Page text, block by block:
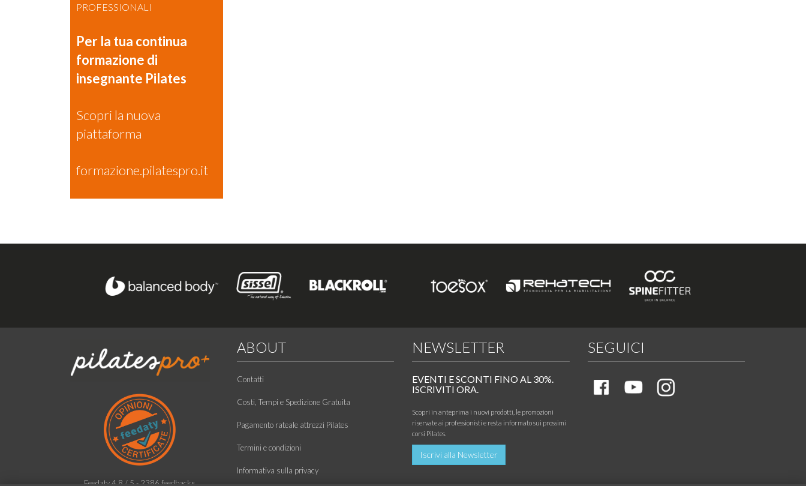
PROFESSIONALI
Per la tua continua
formazione di
insegnante Pilates
Scopri la nuova
piattaforma
formazione.pilatespro.it
Feedaty4.8 / 5 - 2386 feedbacks
ABOUT
Contatti
Costi, Tempi e Spedizione Gratuita
Pagamento rateale attrezzi Pilates
Termini e condizioni
Informativa sulla privacy
NEWSLETTER
EVENTI E SCONTI FINO AL 30%.
ISCRIVITI ORA.
Scopri in anteprima i nuovi prodotti, le promozioni
riservate ai professionisti e resta informato sui prossimi
corsi Pilates.
Iscrivi alla Newsletter
SEGUICI